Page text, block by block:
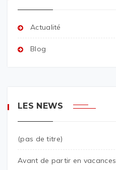
Actualité
Blog
LES NEWS
(pas de titre)
Avant de partir en vacances